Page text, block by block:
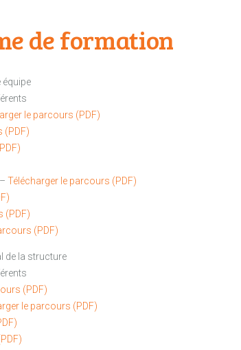
de formation
équipe
le parcours (PDF)
(PDF)
Télécharger le parcours (PDF)
(PDF)
(PDF)
de la structure
(PDF)
le parcours (PDF)